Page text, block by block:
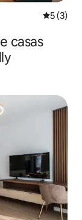
5 de
5 (3)
casas